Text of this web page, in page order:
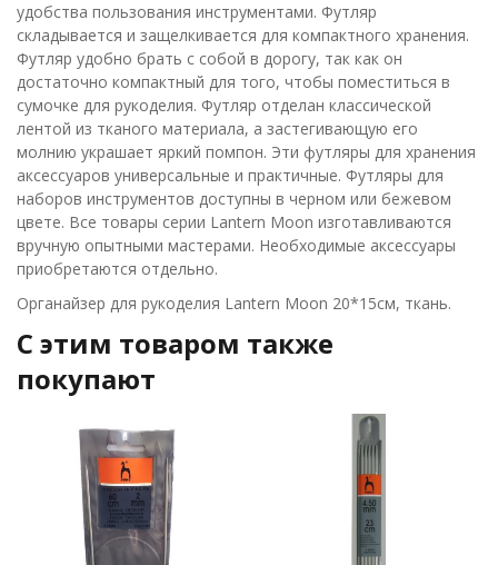
удобства пользования инструментами. Футляр
складывается и защелкивается для компактного хранения.
Футляр удобно брать с собой в дорогу, так как он
достаточно компактный для того, чтобы поместиться в
сумочке для рукоделия. Футляр отделан классической
лентой из тканого материала, а застегивающую его
молнию украшает яркий помпон. Эти футляры для хранения
аксессуаров универсальные и практичные. Футляры для
наборов инструментов доступны в черном или бежевом
цвете. Все товары серии Lantern Moon изготавливаются
вручную опытными мастерами. Необходимые аксессуары
приобретаются отдельно.
Органайзер для рукоделия Lantern Moon 20*15см, ткань.
C этим товаром также
покупают